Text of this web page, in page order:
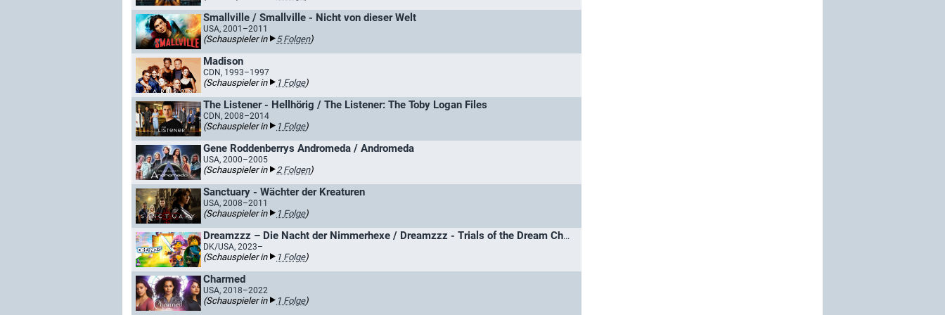
Smallville / Smallville - Nicht von dieser Welt
USA, 2001–2011
(Schauspieler in 5 Folgen)
Madison
CDN, 1993–1997
(Schauspieler in 1 Folge)
The Listener - Hellhörig / The Listener: The Toby Logan Files
CDN, 2008–2014
(Schauspieler in 1 Folge)
Gene Roddenberrys Andromeda / Andromeda
USA, 2000–2005
(Schauspieler in 2 Folgen)
Sanctuary - Wächter der Kreaturen
USA, 2008–2011
(Schauspieler in 1 Folge)
Dreamzzz – Die Nacht der Nimmerhexe / Dreamzzz - Trials of the Dream Chasers
DK/USA, 2023–
(Schauspieler in 1 Folge)
Charmed
USA, 2018–2022
(Schauspieler in 1 Folge)